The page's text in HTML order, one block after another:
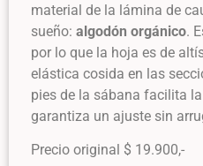
material de la lámina de
sueño: algodón orgánico.
por lo que la hoja es de
elástica cosida en las
pies de la sábana facilita
garantiza un ajuste sin
Precio original $ 19.900,-